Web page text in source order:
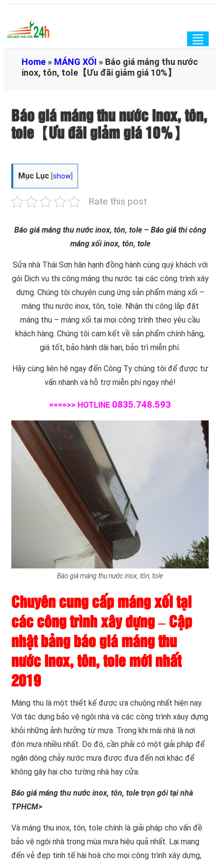
Home » MÁNG XỐI » Báo giá máng thu nước
inox, tôn, tole【Ưu đãi giảm giá 10%】
Báo giá máng thu nước inox, tôn,
tole【Ưu đãi giảm giá 10%】
Mục Lục [show
Rate this post
Báo giá máng thu nước inox, tôn, tole – Báo giá thi công
máng xối inox, tôn, tole
Sửa nhà Thái Sơn hân hạnh đồng hành cùng quý khách với
gói Dịch vụ thi công máng thu nước tại các công trình xây
dựng. Chúng tôi chuyên cung ứng sản phẩm máng xối –
máng thu nước inox, tôn, tole. Nhận thi công lắp đặt
máng thu – máng xối tại mọi công trình theo yêu cầu
khách hàng. Chúng tôi cam kết về sản phẩm chính hãng,
giá tốt, bảo hành dài hạn, bảo trì miễn phí.
Hãy cùng liên hệ ngay đến Công Ty chúng tôi để được tư
vấn nhanh và hỗ trợ miễn phí ngay nhé!
====>> HOTLINE 0835.748.593
Báo giá máng thu nước inox, tôn, tole
Chuyên cung cấp máng xối tại
các công trình xây dựng – Cập
nhật bảng báo giá máng thu
nước inox, tôn, tole mới nhất
2019
Máng thu là một thiết kế được ưa chuộng nhất hiện nay.
Với tác dụng bảo vệ ngôi nhà và các công trình xâuy dựng
khỏi những ảnh hưởng từ mưa. Trong khi mái nhà là nơi
đón mưa nhiều nhất. Do đó, cần phải có một giải pháp để
ngăn dòng chảy nước mưa được đưa đến nơi khác để
không gây hại cho tường nhà hay cửa.
Báo giá máng thu nước inox, tôn, tole trọn gói tại nhà
TPHCM>
Và máng thu inox, tôn, tole chính là giải pháp cho vấn đề
bảo vệ ngôi nhà trong mùa mưa hiệu quả nhất. Lại mang
đến vẻ đẹp tinh tế hài hoà cho mọi công trình xây dựng,